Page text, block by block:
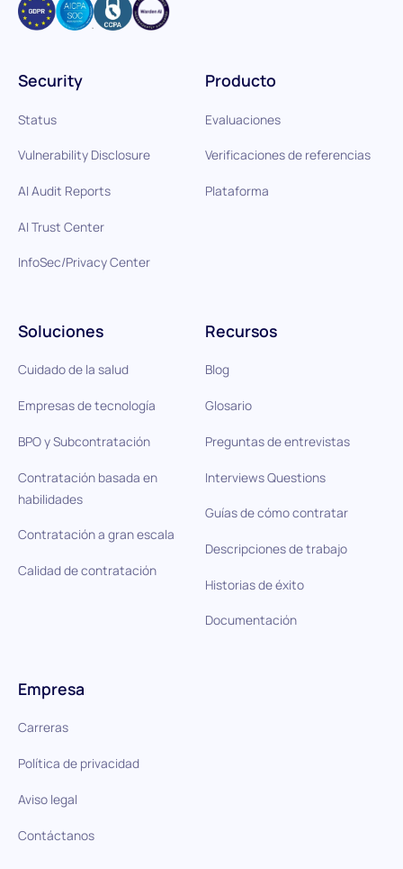
Producto
Evaluaciones
Verificaciones de referencias
Plataforma
Soluciones
Cuidado de la salud
Empresas de tecnología
BPO y Subcontratación
Contratación basada en
habilidades
Contratación a gran escala
Calidad de contratación
Recursos
Blog
Glosario
Preguntas de entrevistas
Interviews Questions
Guías de cómo contratar
Descripciones de trabajo
Historias de éxito
Documentación
Security
Status
Vulnerability Disclosure
AI Audit Reports
AI Trust Center
InfoSec/Privacy Center
Empresa
Carreras
Política de privacidad
Aviso legal
Contáctanos